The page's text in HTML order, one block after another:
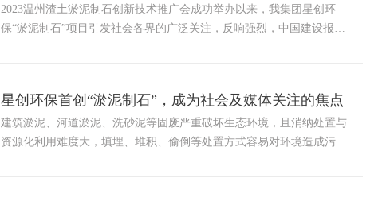
报道
2023温州渣土淤泥制石创新技术推广会成功举办以来，我集团星创环
保“淤泥制石”项目引发社会各界的广泛关注，反响强烈，中国建设报、
星创环保首创“淤泥制石”，成为社会及媒体关注的焦点
建筑淤泥、河道淤泥、洗砂泥等固废严重破坏生态环境，且消纳处置与
资源化利用难度大，填埋、堆积、偷倒等处置方式容易对环境造成污